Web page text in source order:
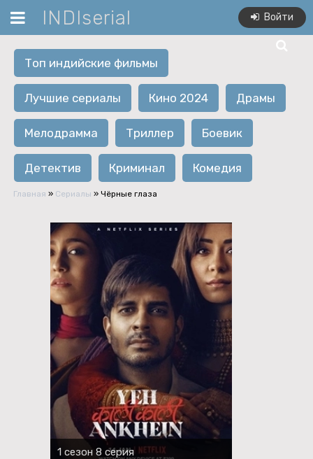
INDIserial Войти
Топ индийские фильмы
Лучшие сериалы Кино 2024 Драмы
Мелодрамма Триллер Боевик
Детектив Криминал Комедия
Главная » Сериалы » Чёрные глаза
1 сезон 8 серия